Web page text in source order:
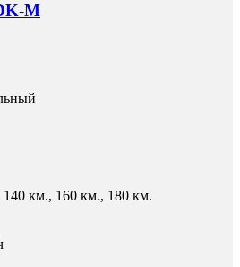
M
140 км., 160 км., 180 км.